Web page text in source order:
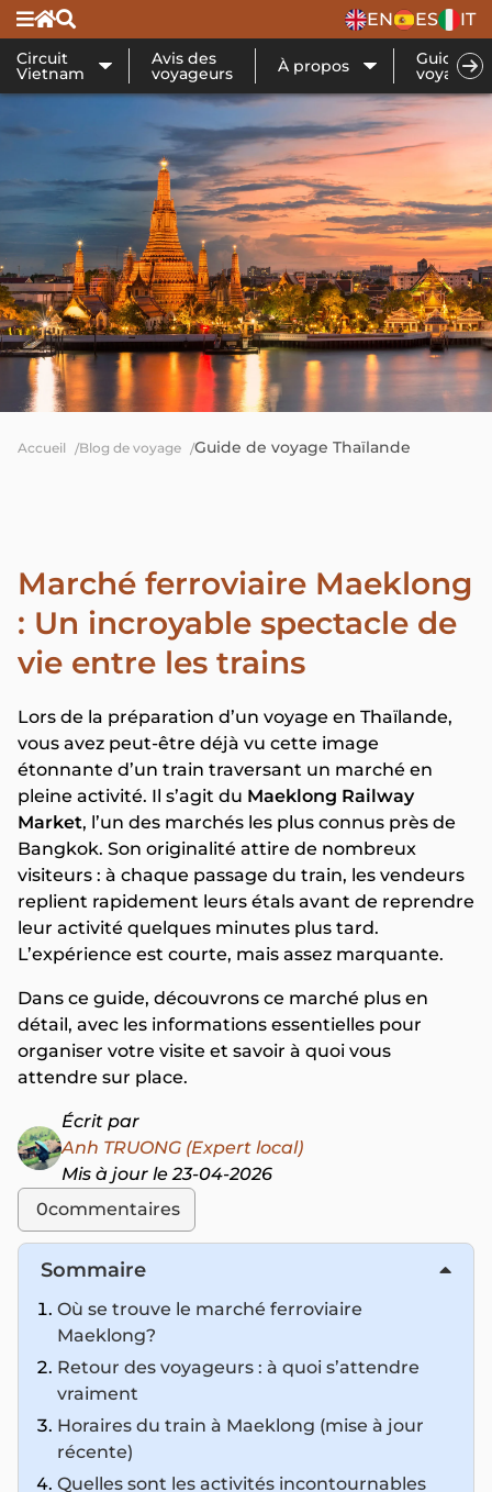
EN ES IT
Circuit
Vietnam
Avis des
voyageurs À propos Guide de
voyage
Accueil Blog de voyage Guide de voyage Thaïlande
Marché ferroviaire Maeklong
: Un incroyable spectacle de
vie entre les trains
Lors de la préparation d’un voyage en Thaïlande,
vous avez peut-être déjà vu cette image
étonnante d’un train traversant un marché en
pleine activité. Il s’agit du Maeklong Railway
Market, l’un des marchés les plus connus près de
Bangkok. Son originalité attire de nombreux
visiteurs : à chaque passage du train, les vendeurs
replient rapidement leurs étals avant de reprendre
leur activité quelques minutes plus tard.
L’expérience est courte, mais assez marquante.
Dans ce guide, découvrons ce marché plus en
détail, avec les informations essentielles pour
organiser votre visite et savoir à quoi vous
attendre sur place.
Écrit par
Anh TRUONG (Expert local)
Mis à jour le 23-04-2026
0commentaires
Sommaire
Où se trouve le marché ferroviaire
Maeklong?
Retour des voyageurs : à quoi s’attendre
vraiment
Horaires du train à Maeklong (mise à jour
récente)
Quelles sont les activités incontournables